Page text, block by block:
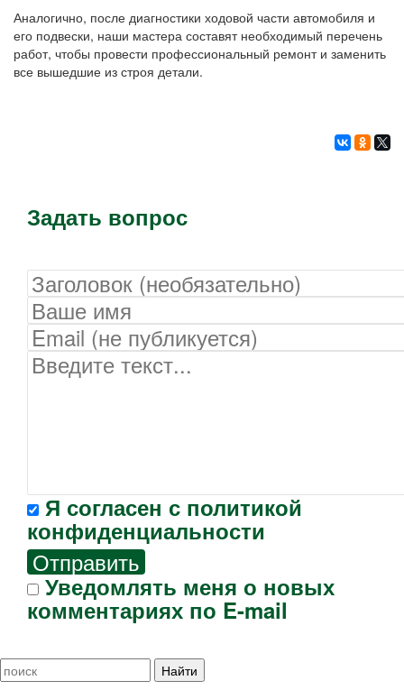
Аналогично, после диагностики ходовой части автомобиля и
его подвески, наши мастера составят необходимый перечень
работ, чтобы провести профессиональный ремонт и заменить
все вышедшие из строя детали.
Задать вопрос
Я согласен с политикой
конфиденциальности
Отправить
Уведомлять меня о новых
комментариях по E-mail